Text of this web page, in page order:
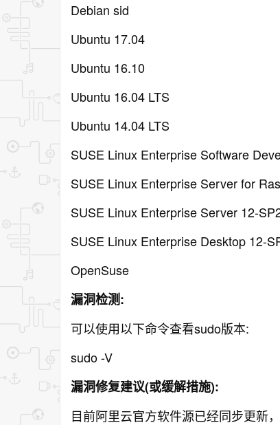
Debian sid
Ubuntu 17.04
Ubuntu 16.10
Ubuntu 16.04 LTS
Ubuntu 14.04 LTS
SUSE Linux Enterprise Software
SUSE Linux Enterprise Server for
SUSE Linux Enterprise Server 12-
SUSE Linux Enterprise Desktop 12-
OpenSuse
漏洞检测:
可以使用以下命令查看sudo版本:
sudo -V
漏洞修复建议(或缓解措施):
目前阿里云官方软件源已经同步更新